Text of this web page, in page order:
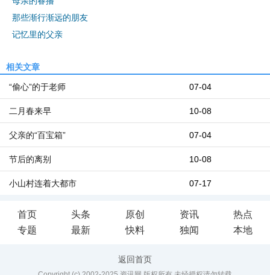
那些渐行渐远的朋友
记忆里的父亲
相关文章
07-04
“偷心”的于老师
10-08
二月春来早
07-04
父亲的“百宝箱”
10-08
节后的离别
07-17
小山村连着大都市
首页 头条 原创 资讯
热点
专题
最新 快料 独闻 本地
返回首页